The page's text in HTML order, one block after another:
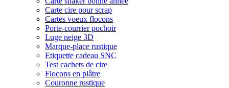
Carte cire pour scrap
Cartes voeux flocons
Porte-courrier pochoir
Luge neige 3D
Marque-place rustique
Etiquette cadeau SNC
Test cachets de cire
Flocons en plâtre
Couronne rustique